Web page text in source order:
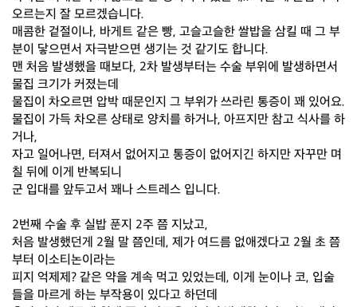
오르는지 잘 모르겠습니다.
매콤한 겉절이나, 바게트 같은 빵, 고슬고슬한 쌀밥을 삼킬 때 그 부
분이 닿으면서 자극받으면 생기는 것 같기도 합니다.
맨 처음 발생했을 때보다, 2차 발생부터는 수술 부위에 발생하면서
물집 크기가 커졌는데
물집이 차오르면 압박 때문인지 그 부위가 쓰라린 통증이 꽤 있어요.
물집이 가득 차오른 상태로 양치를 하거나, 아프지만 참고 식사를 하
거나,
자고 일어나면, 터져서 없어지고 통증이 없어지긴 하지만 자꾸만 며
칠 뒤에 이게 반복되니
군 입대를 앞두고서 꽤나 스트레스 입니다.
2번째 수술 후 실밥 푼지 2주 쯤 지났고,
처음 발생했던게 2월 말 쯤인데, 제가 여드름 없애겠다고 2월 초 쯤
부터 이소티논이라는
피지 억제제? 같은 약을 계속 먹고 있었는데, 이게 눈이나 코, 입술
들을 마르게 하는 부작용이 있다고 하던데